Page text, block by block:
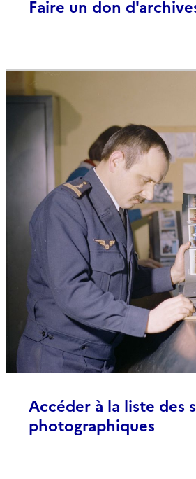
Faire un don
Accéder à la liste des
photographiques